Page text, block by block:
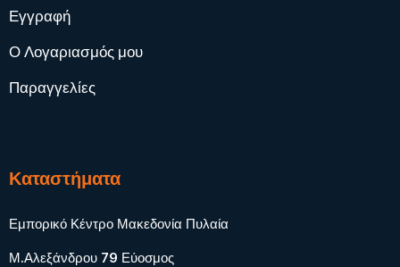
Εγγραφή
Ο Λογαριασμός μου
Παραγγελίες
Καταστήματα
Εμπορικό Κέντρο Μακεδονία Πυλαία
Μ.Αλεξάνδρου 79 Εύοσμος